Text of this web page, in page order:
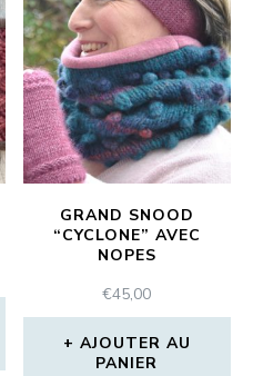
GRAND SNOOD
“CYCLONE” AVEC
NOPES
€45,00
AJOUTER AU
PANIER